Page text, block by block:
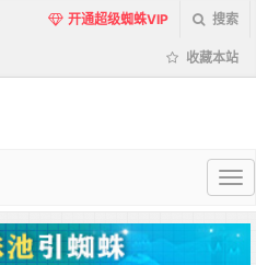
开通超级蜘蛛VIP 搜索
收藏本站
超
蜘
蛛